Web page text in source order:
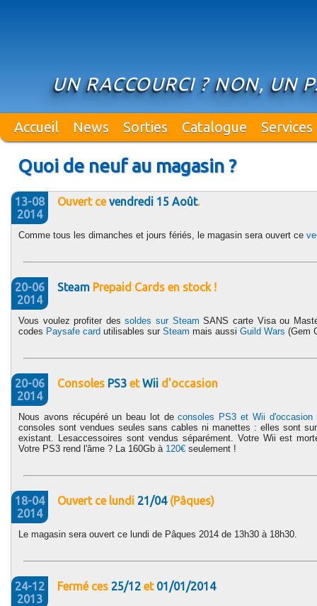
UN RACCOURCI ? NON, UN
Accueil News Sorties Catalogue Services
Quoi de neuf au magasin ?
13-08
2014
Ouvert cevendredi 15 Août.
Comme tous les dimanches et jours fériés, le magasin sera ouvert ce
20-06
2014
Steam Prepaid Cards en stock !
Vous voulez profiter dessoldes sur Steam SANS carte Visa ou
codes Paysafe card utilisables sur Steam mais aussi Guild Wars (Gem
20-06
2014
Consoles PS3 etWii d'occasion
Nous avons récupéré un beau lot deconsoles PS3 et Wii d'occasion
consoles sont vendues seules sans cables ni manettes : elles sont
existant. Lesaccessoires sont vendus séparément. Votre Wii est
Votre PS3 rend l'âme ? La 160Gb à 120€ seulement !
18-04
2014
Ouvert ce lundi 21/04 (Pâques)
Le magasin sera ouvert ce lundi de Pâques 2014 de 13h30 à 18h30.
24-12
2013
Fermé ces 25/12 et 01/01/2014